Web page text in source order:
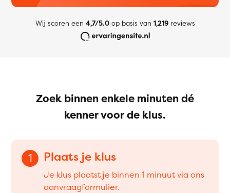
Wij scoren een 4,7/5.0op basis van 1,219reviews
Zoek binnen enkele minuten dé
kenner voor de klus.
1 Plaats je klus
Je klus plaatst je binnen 1 minuut via ons
aanvraagformulier.